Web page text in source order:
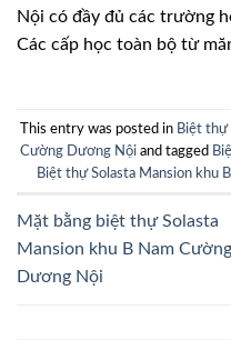
Nội có đầy đủ các trường
Các cấp học toàn bộ từ
This entry was posted in Biệt thự
Cường Dương Nội and tagged
Biệt thự Solasta Mansion khu B
Mặt bằng biệt thự Solasta
Mansion khu B Nam Cường
Dương Nội